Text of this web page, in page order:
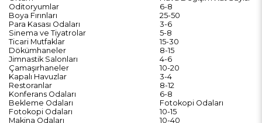
Oditoryumlar
6-8
Boya Fırınları
25-50
Para Kasası Odaları
3-6
Sinema ve Tiyatrolar
5-8
Ticari Mutfaklar
15-30
Dökümhaneler
8-15
Jimnastik Salonları
4-6
Çamaşırhaneler
10-20
Kapalı Havuzlar
3-4
Restoranlar
8-12
Konferans Odaları
6-8
Bekleme Odaları
Fotokopi Odaları
Fotokopi Odaları
10-15
Makina Odaları
10-40